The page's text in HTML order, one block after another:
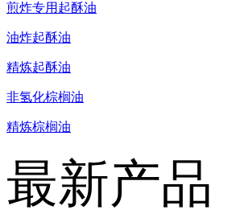
煎炸专用起酥油
油炸起酥油
精炼起酥油
非氢化棕榈油
精炼棕榈油
最新产品